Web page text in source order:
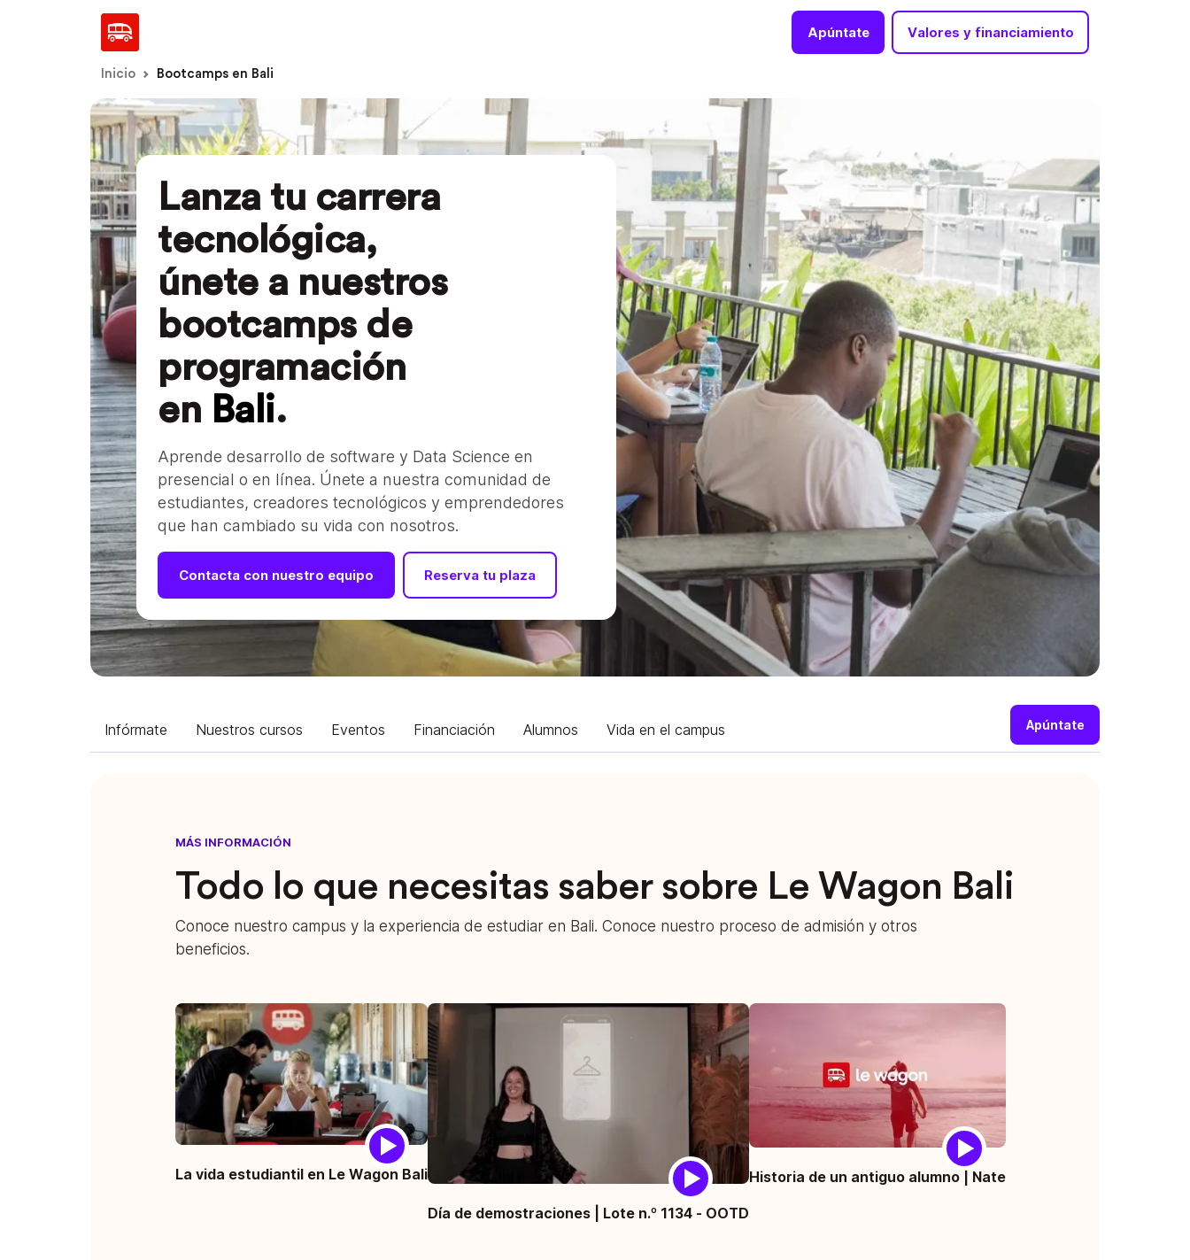
Apúntate Valores y financiamiento
Inicio Bootcamps en Bali
Lanza tu carrera
tecnológica,
únete a nuestros
bootcamps de
programación
en Bali.
Aprende desarrollo de software y Data Science en
presencial o en línea. Únete a nuestra comunidad de
estudiantes, creadores tecnológicos y emprendedores
que han cambiado su vida con nosotros.
Contacta con nuestro equipo Reserva tu plaza
Infórmate Nuestros cursos Eventos Financiación Alumnos Vida en el campus Apúntate
MÁS INFORMACIÓN
Todo lo que necesitas saber sobre Le Wagon Bali
Conoce nuestro campus y la experiencia de estudiar en Bali. Conoce nuestro proceso de admisión y otros
beneficios.
La vida estudiantil en Le Wagon Bali
Día de demostraciones | Lote n.º 1134 - OOTD
Historia de un antiguo alumno | Nate